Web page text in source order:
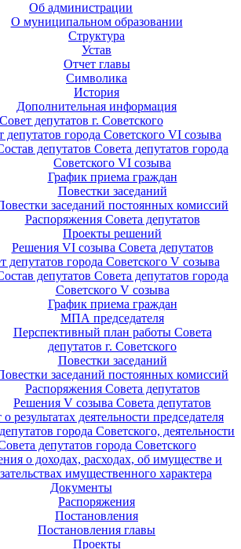
Об администрации
О муниципальном образовании
Структура
Устав
Отчет главы
Символика
История
Дополнительная информация
Совет депутатов г. Советского
депутатов города Советского VI созыва
депутатов Совета депутатов города
Советского VI созыва
График приема граждан
Повестки заседаний
заседаний постоянных комиссий
Распоряжения Совета депутатов
Проекты решений
Решения VI созыва Совета депутатов
депутатов города Советского V созыва
депутатов Совета депутатов города
Советского V созыва
График приема граждан
МПА председателя
Перспективный план работы Совета
депутатов г. Советского
Повестки заседаний
заседаний постоянных комиссий
Распоряжения Совета депутатов
Решения V созыва Совета депутатов
результатах деятельности председателя
города Советского, деятельности
депутатов города Советского
о доходах, расходах, об имуществе и
имущественного характера
Документы
Распоряжения
Постановления
Постановления главы
Проекты